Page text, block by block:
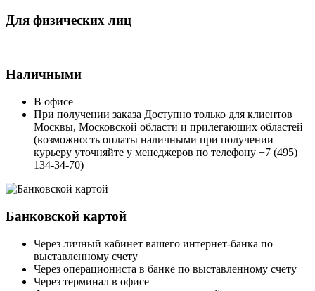
Для физических лиц
Наличными
В офисе
При получении заказа Доступно только для клиентов
Москвы, Московской области и прилегающих областей
(возможность оплаты наличными при получении
курьеру уточняйте у менеджеров по телефону +7 (495)
134-34-70)
Банковской картой
Через личный кабинет вашего интернет-банка по
выставленному счету
Через операциониста в банке по выставленному счету
Через терминал в офисе